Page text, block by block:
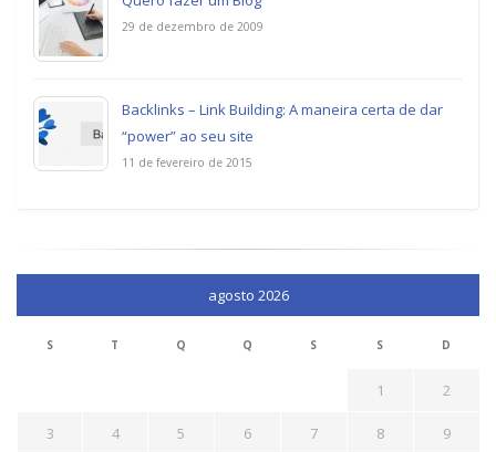
29 de dezembro de 2009
Backlinks – Link Building: A maneira certa de dar
“power” ao seu site
11 de fevereiro de 2015
agosto 2026
S T Q Q S S D
1 2
3 4 5 6 7 8 9